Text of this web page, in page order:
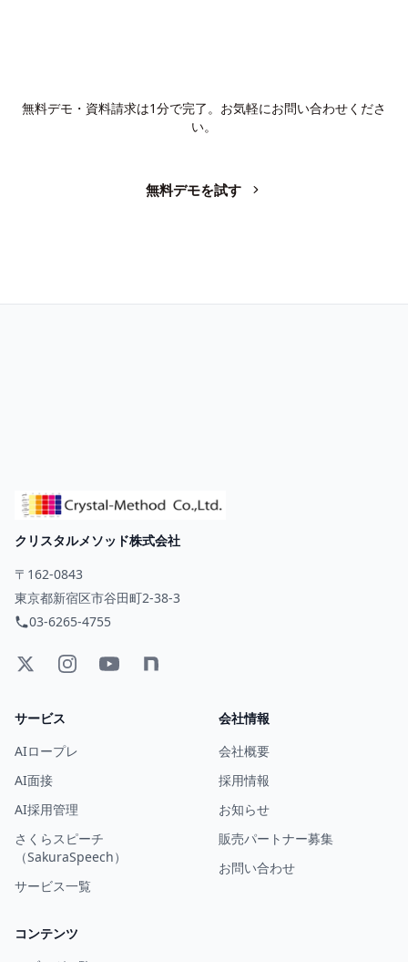
無料デモ・資料請求は1分で完了。お気軽にお問い合わせくださ
い。
無料デモを試す
クリスタルメソッド株式会社
〒162-0843
東京都新宿区市谷田町2-38-3
03-6265-4755
サービス
AIロープレ
AI面接
AI採用管理
さくらスピーチ
（SakuraSpeech）
サービス一覧
会社情報
会社概要
採用情報
お知らせ
販売パートナー募集
お問い合わせ
コンテンツ